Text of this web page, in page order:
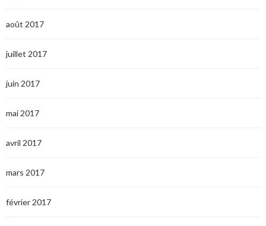
août 2017
juillet 2017
juin 2017
mai 2017
avril 2017
mars 2017
février 2017